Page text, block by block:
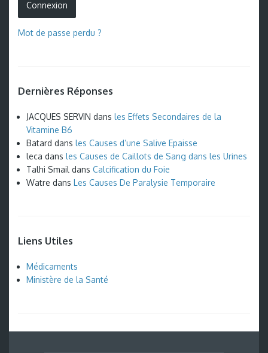
Mot de passe perdu ?
Dernières Réponses
JACQUES SERVIN dans les Effets Secondaires de la
Vitamine B6
Batard dans les Causes d’une Salive Epaisse
leca dans les Causes de Caillots de Sang dans les Urines
Talhi Smail dans Calcification du Foie
Watre dans Les Causes De Paralysie Temporaire
Liens Utiles
Médicaments
Ministère de la Santé